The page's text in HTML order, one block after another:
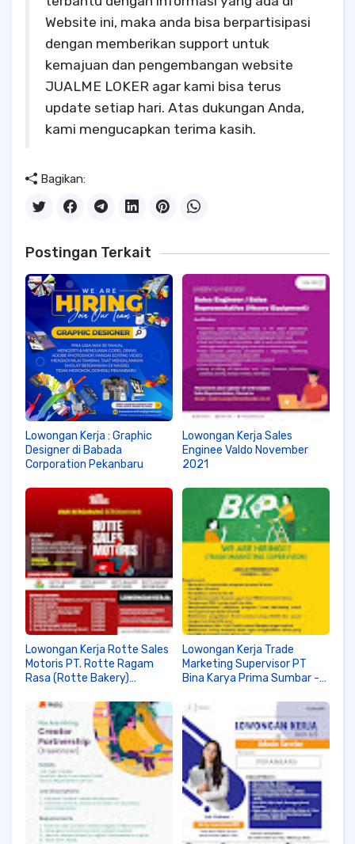
Website ini, maka anda bisa berpartisipasi
dengan memberikan support untuk
kemajuan dan pengembangan website
JUALME LOKER agar kami bisa terus
update setiap hari. Atas dukungan Anda,
kami mengucapkan terima kasih.
Bagikan:
Postingan Terkait
Lowongan Kerja : Graphic
Designer di Babada
Corporation Pekanbaru
Lowongan Kerja Sales
Enginee Valdo November
2021
Lowongan Kerja Rotte Sales
Motoris PT. Rotte Ragam
Rasa (Rotte Bakery)
Lowongan Kerja Trade
Marketing Supervisor PT
Bina Karya Prima Sumbar -